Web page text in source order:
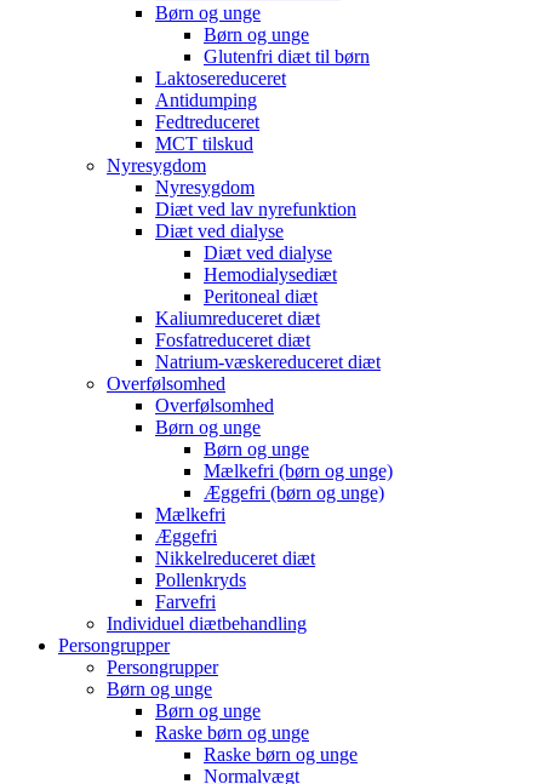
Børn og unge
Børn og unge
Glutenfri diæt til børn
Laktosereduceret
Antidumping
Fedtreduceret
MCT tilskud
Nyresygdom
Nyresygdom
Diæt ved lav nyrefunktion
Diæt ved dialyse
Diæt ved dialyse
Hemodialysediæt
Peritoneal diæt
Kaliumreduceret diæt
Fosfatreduceret diæt
Natrium-væskereduceret diæt
Overfølsomhed
Overfølsomhed
Børn og unge
Børn og unge
Mælkefri (børn og unge)
Æggefri (børn og unge)
Mælkefri
Æggefri
Nikkelreduceret diæt
Pollenkryds
Farvefri
Individuel diætbehandling
Persongrupper
Persongrupper
Børn og unge
Børn og unge
Raske børn og unge
Raske børn og unge
Normalvægt